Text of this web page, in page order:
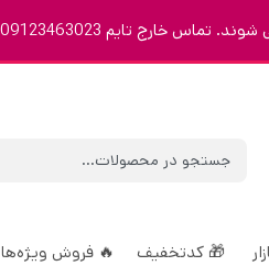
خارج تایم 09123463023
🎁 کدتخفیف 🔥 فروش ویژه‌ها